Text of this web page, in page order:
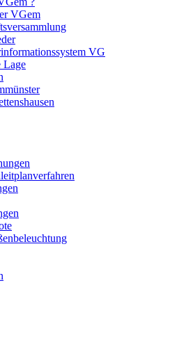
VGem
VG
Lage